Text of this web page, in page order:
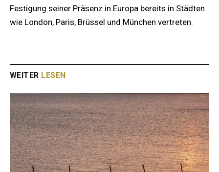
Festigung seiner Präsenz in Europa bereits in Städten
wie London, Paris, Brüssel und München vertreten.
WEITER LESEN